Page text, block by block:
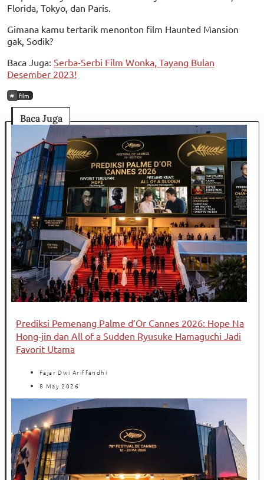
Florida, Tokyo, dan Paris.
Gimana kamu tertarik menonton film Haunted Mansion
gak, Sodik?
Baca Juga: Serba-Serbi Film Wonka, Tayang Bulan
Desember 2023!
film
Baca Juga
Prediksi Pemenang Palme d’Or Cannes 2026: Hope Na
Hong-jin dan All of a Sudden Ryusuke Hamaguchi Jadi
Favorit Utama
Fajar Dwi Ariffandhi
8 May 2026